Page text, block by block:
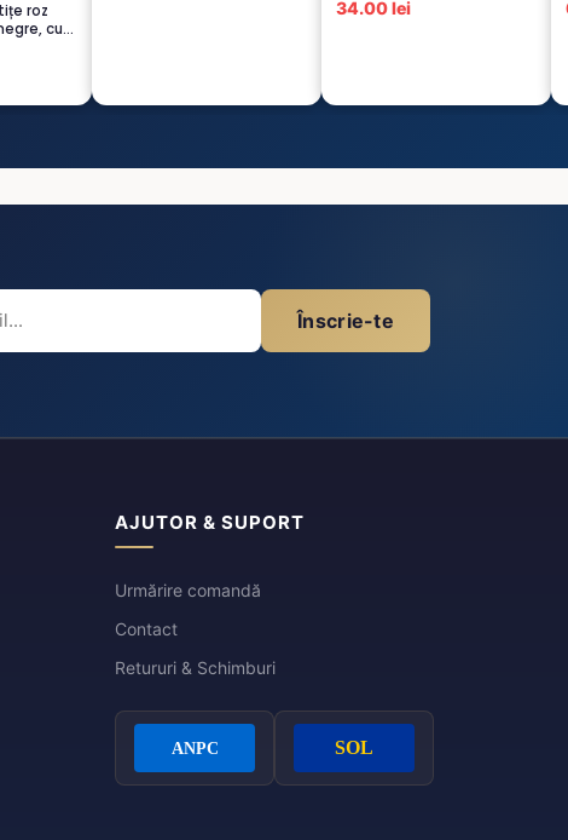
roz
cu
34.00 lei
Înscrie-te
AJUTOR & SUPORT
Urmărire comandă
Contact
Retururi & Schimburi